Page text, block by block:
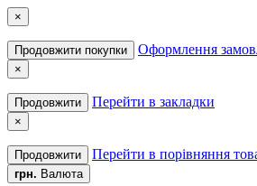
×
Продовжити покупки Оформлення
×
Продовжити Перейти в закладки
×
Продовжити Перейти в порівняння
грн. Валюта